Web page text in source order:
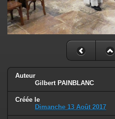
Auteur
Gilbert PAINBLANC
Créée le
Dimanche 13 Août 2017